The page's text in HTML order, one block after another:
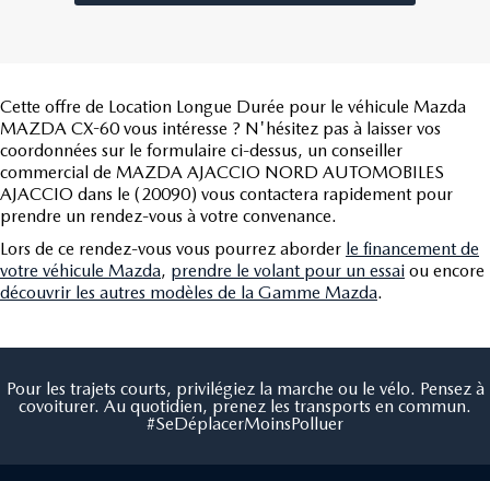
Cette offre de Location Longue Durée pour le véhicule Mazda
MAZDA CX-60 vous intéresse ? N'hésitez pas à laisser vos
coordonnées sur le formulaire ci-dessus, un conseiller
commercial de MAZDA AJACCIO NORD AUTOMOBILES
AJACCIO dans le (20090) vous contactera rapidement pour
prendre un rendez-vous à votre convenance.
Lors de ce rendez-vous vous pourrez aborder le financement de
votre véhicule Mazda, prendre le volant pour un essai ou encore
découvrir les autres modèles de la Gamme Mazda.
Pour les trajets courts, privilégiez la marche ou le vélo. Pensez à
covoiturer. Au quotidien, prenez les transports en commun.
#SeDéplacerMoinsPolluer